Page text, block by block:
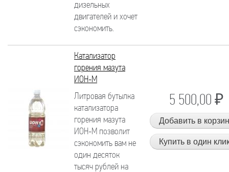
дизельных
двигателей и хочет
сэкономить.
Катализатор
горения мазута
ИОН-М
Литровая бутылка
катализатора
горения мазута
ИОН-М позволит
сэкономить вам не
один десяток
тысяч рублей на
5 500,00 ₽